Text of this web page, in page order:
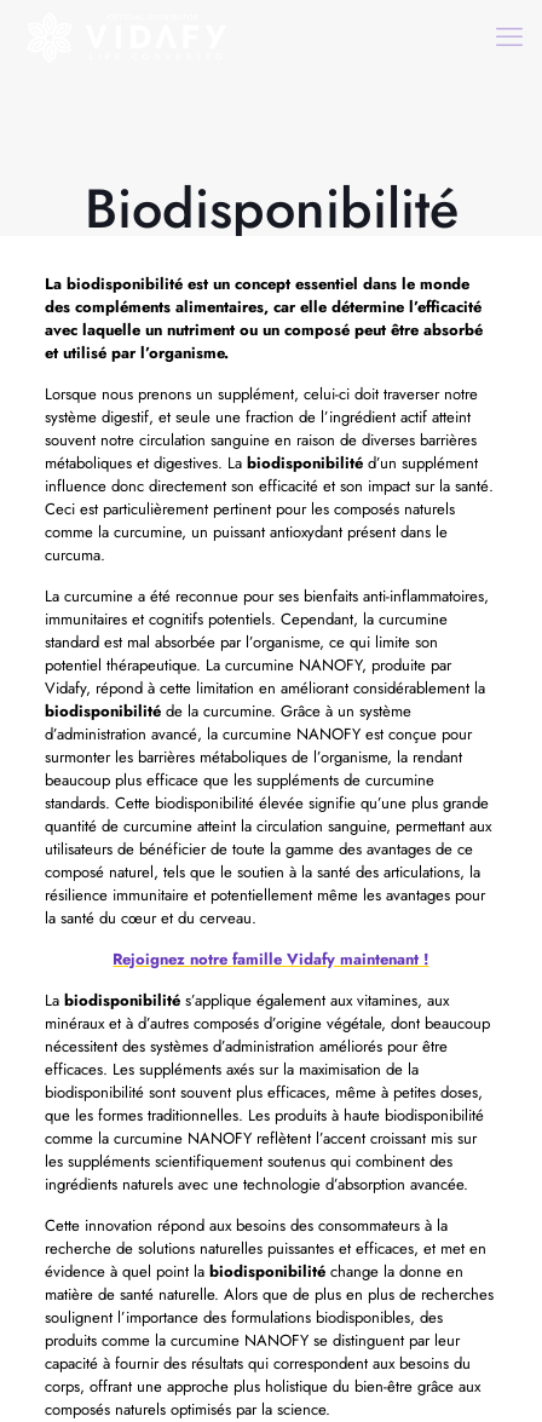
Biodisponibilité
La biodisponibilitéest un concept essentiel dans le monde
des compléments alimentaires, car elle détermine l’efficacité
avec laquelle un nutriment ou un composé peut être absorbé
et utilisé par l’organisme.
Lorsque nous prenons un supplément, celui-ci doit traverser notre
système digestif, et seule une fraction de l’ingrédient actif atteint
souvent notre circulation sanguine en raison de diverses barrières
métaboliques et digestives. La biodisponibilitéd’un supplément
influence donc directement son efficacité et son impact sur la santé.
Ceci est particulièrement pertinent pour les composés naturels
comme la curcumine, un puissant antioxydant présent dans le
curcuma.
La curcumine a été reconnue pour ses bienfaits anti-inflammatoires,
immunitaires et cognitifs potentiels. Cependant, la curcumine
standard est mal absorbée par l’organisme, ce qui limite son
potentiel thérapeutique. La curcumine NANOFY, produite par
Vidafy, répond à cette limitation en améliorant considérablement la
biodisponibilitéde la curcumine. Grâce à un système
d’administration avancé, la curcumine NANOFY est conçue pour
surmonter les barrières métaboliques de l’organisme, la rendant
beaucoup plus efficace que les suppléments de curcumine
standards. Cette biodisponibilité élevée signifie qu’une plus grande
quantité de curcumine atteint la circulation sanguine, permettant aux
utilisateurs de bénéficier de toute la gamme des avantages de ce
composé naturel, tels que le soutien à la santé des articulations, la
résilience immunitaire et potentiellement même les avantages pour
la santé du cœur et du cerveau.
Rejoignez notre famille Vidafy maintenant !
La biodisponibilités’applique également aux vitamines, aux
minéraux et à d’autres composés d’origine végétale, dont beaucoup
nécessitent des systèmes d’administration améliorés pour être
efficaces. Les suppléments axés sur la maximisation de la
biodisponibilité sont souvent plus efficaces, même à petites doses,
que les formes traditionnelles. Les produits à haute biodisponibilité
comme la curcumine NANOFY reflètent l’accent croissant mis sur
les suppléments scientifiquement soutenus qui combinent des
ingrédients naturels avec une technologie d’absorption avancée.
Cette innovation répond aux besoins des consommateurs à la
recherche de solutions naturelles puissantes et efficaces, et met en
évidence à quel point la biodisponibilitéchange la donne en
matière de santé naturelle. Alors que de plus en plus de recherches
soulignent l’importance des formulations biodisponibles, des
produits comme la curcumine NANOFY se distinguent par leur
capacité à fournir des résultats qui correspondent aux besoins du
corps, offrant une approche plus holistique du bien-être grâce aux
composés naturels optimisés par la science.